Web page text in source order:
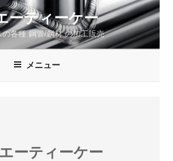
ーティーケー
各種 鋼管/鋼材 の加工販売
メニュー
ーティーケー